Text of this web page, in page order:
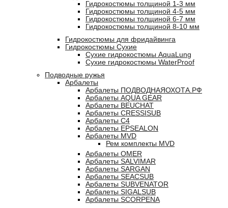
Гидрокостюмы толщиной 1-3 мм
Гидрокостюмы толщиной 4-5 мм
Гидрокостюмы толщиной 6-7 мм
Гидрокостюмы толщиной 8-10 мм
Гидрокостюмы для фридайвинга
Гидрокостюмы Сухие
Сухие гидрокостюмы AquaLung
Сухие гидрокостюмы WaterProof
Подводные ружья
Арбалеты
Арбалеты ПОДВОДНАЯОХОТА.РФ
Арбалеты AQUA GEAR
Арбалеты BEUCHAT
Арбалеты CRESSISUB
Арбалеты C4
Арбалеты EPSEALON
Арбалеты MVD
Рем комплекты MVD
Арбалеты OMER
Арбалеты SALVIMAR
Арбалеты SARGAN
Арбалеты SEACSUB
Арбалеты SUBVENATOR
Арбалеты SIGALSUB
Арбалеты SCORPENA